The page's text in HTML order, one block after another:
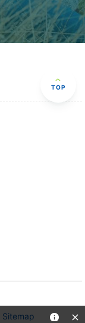
TOP
Sitemap